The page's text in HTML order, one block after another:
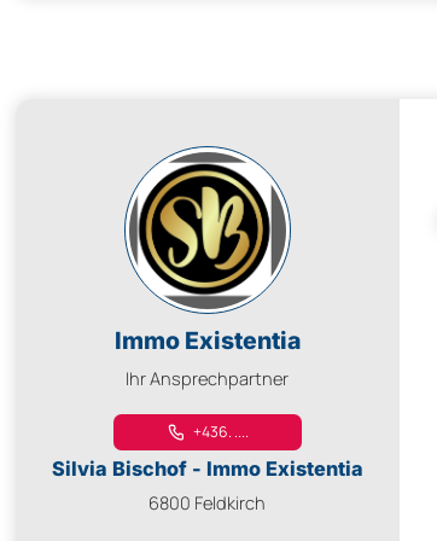
Immo Existentia
Ihr Ansprechpartner
+436. ....
Silvia Bischof - Immo Existentia
6800 Feldkirch